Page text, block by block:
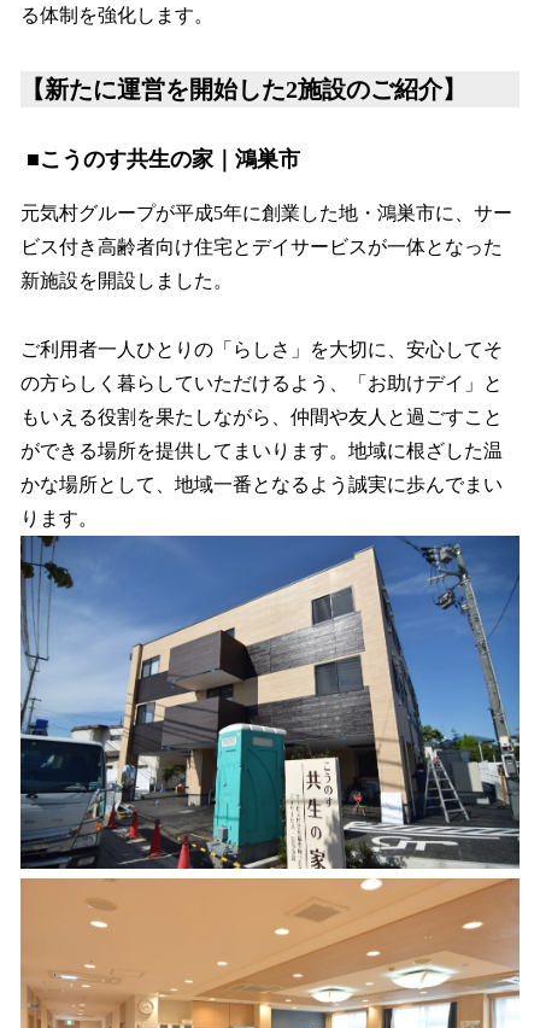
で
る体制を強化します。
【新たに運営を開始した2施設のご紹介】
■こうのす共生の家｜鴻巣市
元気村グループが平成5年に創業した地・鴻巣市に、サー
ビス付き高齢者向け住宅とデイサービスが一体となった
新施設を開設しました。
ご利用者一人ひとりの「らしさ」を大切に、安心してそ
の方らしく暮らしていただけるよう、「お助けデイ」と
もいえる役割を果たしながら、仲間や友人と過ごすこと
ができる場所を提供してまいります。地域に根ざした温
かな場所として、地域一番となるよう誠実に歩んでまい
ります。